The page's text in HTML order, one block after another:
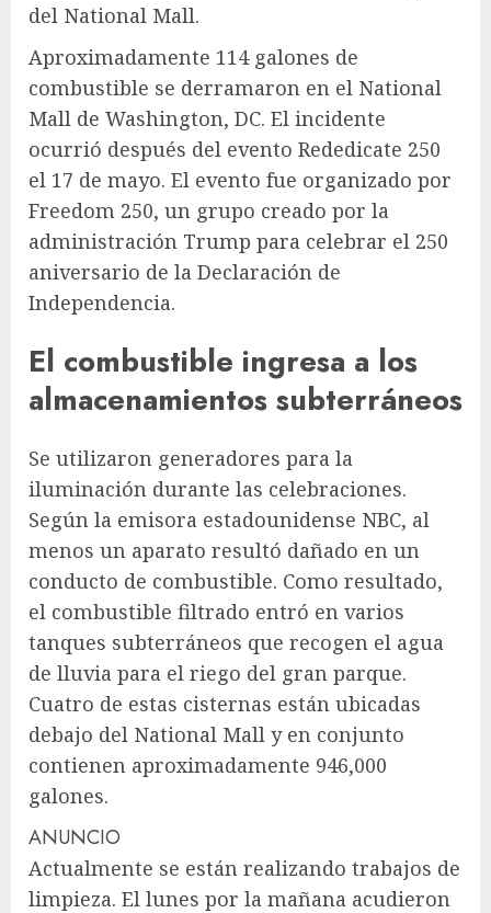
del National Mall.
Aproximadamente 114 galones de
combustible se derramaron en el National
Mall de Washington, DC. El incidente
ocurrió después del evento Rededicate 250
el 17 de mayo. El evento fue organizado por
Freedom 250, un grupo creado por la
administración Trump para celebrar el 250
aniversario de la Declaración de
Independencia.
El combustible ingresa a los
almacenamientos subterráneos
Se utilizaron generadores para la
iluminación durante las celebraciones.
Según la emisora ​​estadounidense NBC, al
menos un aparato resultó dañado en un
conducto de combustible. Como resultado,
el combustible filtrado entró en varios
tanques subterráneos que recogen el agua
de lluvia para el riego del gran parque.
Cuatro de estas cisternas están ubicadas
debajo del National Mall y en conjunto
contienen aproximadamente 946,000
galones.
ANUNCIO
Actualmente se están realizando trabajos de
limpieza. El lunes por la mañana acudieron